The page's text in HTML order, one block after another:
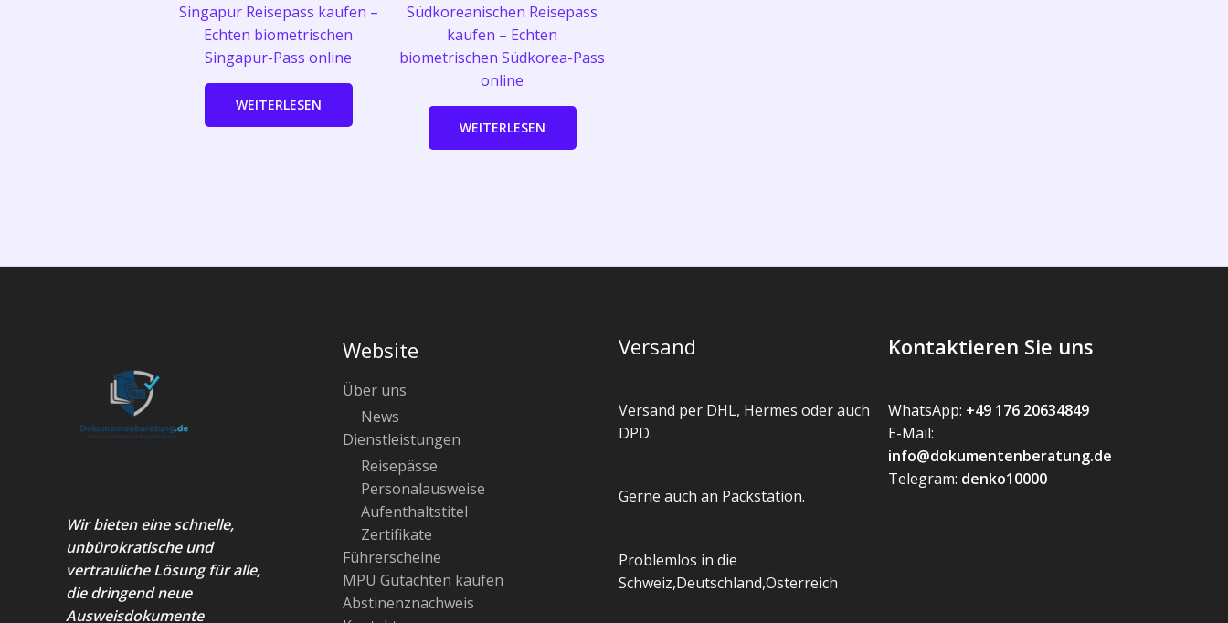
Singapur Reisepass kaufen –
Echten biometrischen
Singapur-Pass online
WEITERLESEN
Südkoreanischen Reisepass
kaufen – Echten
biometrischen Südkorea-Pass
online
WEITERLESEN
Wir bieten eine schnelle,
unbürokratische und
vertrauliche Lösung für alle,
die dringend neue
Ausweisdokumente
Website
Über uns
News
Dienstleistungen
Reisepässe
Personalausweise
Aufenthaltstitel
Zertifikate
Führerscheine
MPU Gutachten kaufen
Abstinenznachweis
Versand
Versand per DHL, Hermes oder auch
DPD.
Gerne auch an Packstation.
Problemlos in die
Schweiz,Deutschland,Österreich
Kontaktieren Sie uns
WhatsApp: +49 176 20634849
E-Mail:
info@dokumentenberatung.de
Telegram: denko10000